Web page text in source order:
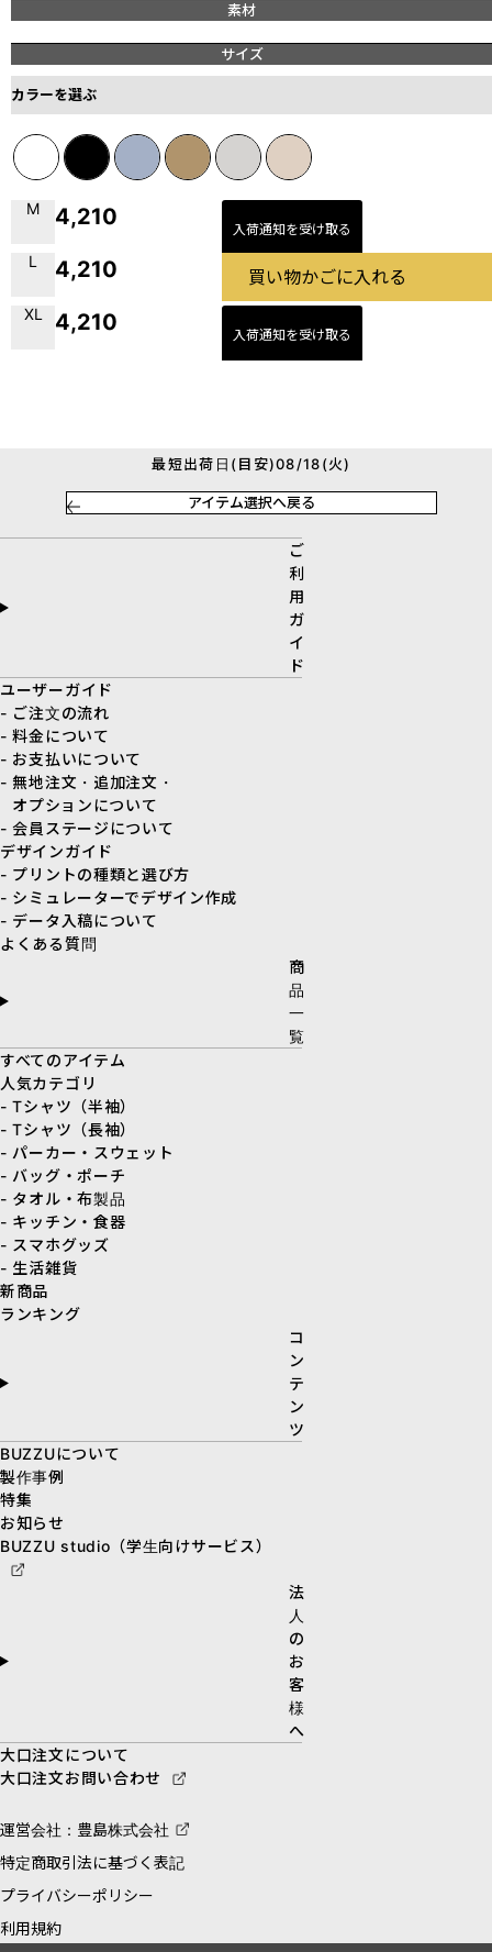
素材
サイズ
カラーを選ぶ
M 4,210 入荷通知を受け取る
L 4,210 買い物かごに入れる
XL 4,210 入荷通知を受け取る
最短出荷日(目安)08/18(火)
アイテム選択へ戻る
ご
利
用
ガ
イ
ド
ユーザーガイド
- ご注文の流れ
- 料金について
- お支払いについて
- 無地注文・追加注文・
オプションについて
- 会員ステージについて
デザインガイド
- プリントの種類と選び方
- シミュレーターでデザイン作成
- データ入稿について
よくある質問
商
品
一
覧
すべてのアイテム
人気カテゴリ
- Tシャツ（半袖）
- Tシャツ（長袖）
- パーカー・スウェット
- バッグ・ポーチ
- タオル・布製品
- キッチン・食器
- スマホグッズ
- 生活雑貨
新商品
ランキング
コ
ン
テ
ン
ツ
BUZZUについて
製作事例
特集
お知らせ
BUZZU studio（学生向けサービス）
法
人
の
お
客
様
へ
大口注文について
大口注文お問い合わせ
運営会社：豊島株式会社
特定商取引法に基づく表記
プライバシーポリシー
利用規約